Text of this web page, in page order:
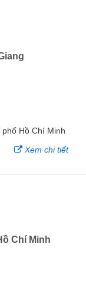
Hồ Chí Minh
Xem chi tiết
Chí Minh